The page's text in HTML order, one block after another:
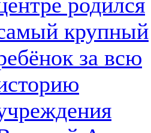
крупный
за всю